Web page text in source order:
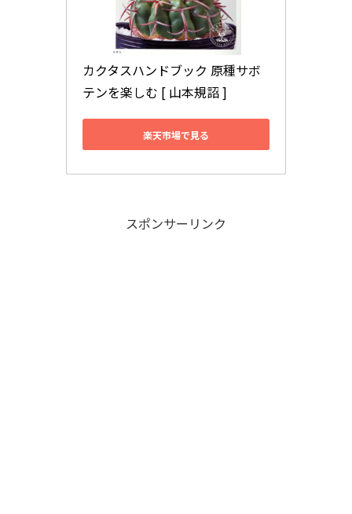
カクタスハンドブック 原種サボ
テンを楽しむ [ 山本規詔 ]
楽天市場で見る
スポンサーリンク